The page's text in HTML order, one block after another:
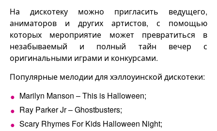
На дискотеку можно пригласить ведущего,
аниматоров и других артистов, с помощью
которых мероприятие может превратиться в
незабываемый и полный тайн вечер с
оригинальными играми и конкурсами.
Популярные мелодии для хэллоуинской дискотеки:
Marilyn Manson – This is Halloween;
Ray Parker Jr – Ghostbusters;
Scary Rhymes For Kids Halloween Night;